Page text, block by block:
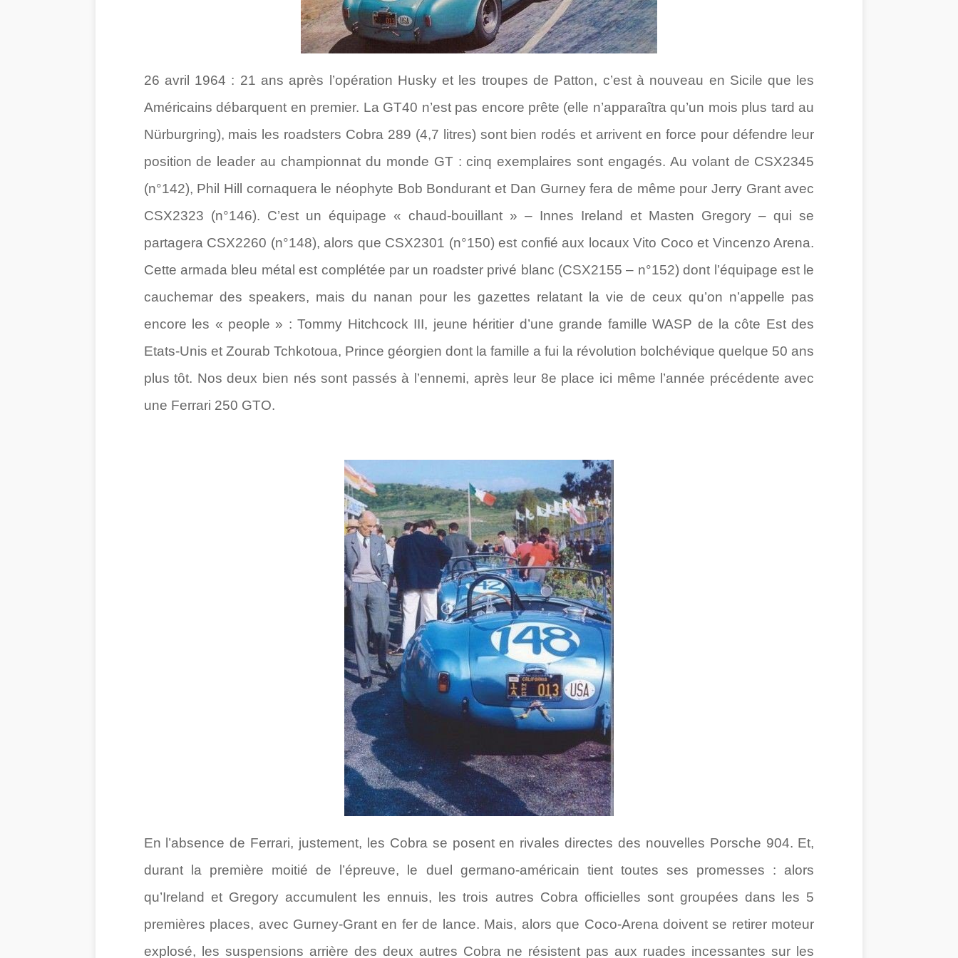
26 avril 1964 : 21 ans après l’opération Husky et les troupes de Patton, c’est à nouveau en Sicile que les
Américains débarquent en premier. La GT40 n’est pas encore prête (elle n’apparaîtra qu’un mois plus tard au
Nürburgring), mais les roadsters Cobra 289 (4,7 litres) sont bien rodés et arrivent en force pour défendre leur
position de leader au championnat du monde GT : cinq exemplaires sont engagés. Au volant de CSX2345
(n°142), Phil Hill cornaquera le néophyte Bob Bondurant et Dan Gurney fera de même pour Jerry Grant avec
CSX2323 (n°146). C’est un équipage « chaud-bouillant » – Innes Ireland et Masten Gregory – qui se
partagera CSX2260 (n°148), alors que CSX2301 (n°150) est confié aux locaux Vito Coco et Vincenzo Arena.
Cette armada bleu métal est complétée par un roadster privé blanc (CSX2155 – n°152) dont l’équipage est le
cauchemar des speakers, mais du nanan pour les gazettes relatant la vie de ceux qu’on n’appelle pas
encore les « people » : Tommy Hitchcock III, jeune héritier d’une grande famille WASP de la côte Est des
Etats-Unis et Zourab Tchkotoua, Prince géorgien dont la famille a fui la révolution bolchévique quelque 50 ans
plus tôt. Nos deux bien nés sont passés à l’ennemi, après leur 8e place ici même l’année précédente avec
une Ferrari 250 GTO.
En l’absence de Ferrari, justement, les Cobra se posent en rivales directes des nouvelles Porsche 904. Et,
durant la première moitié de l’épreuve, le duel germano-américain tient toutes ses promesses : alors
qu’Ireland et Gregory accumulent les ennuis, les trois autres Cobra officielles sont groupées dans les 5
premières places, avec Gurney-Grant en fer de lance. Mais, alors que Coco-Arena doivent se retirer moteur
explosé, les suspensions arrière des deux autres Cobra ne résistent pas aux ruades incessantes sur les